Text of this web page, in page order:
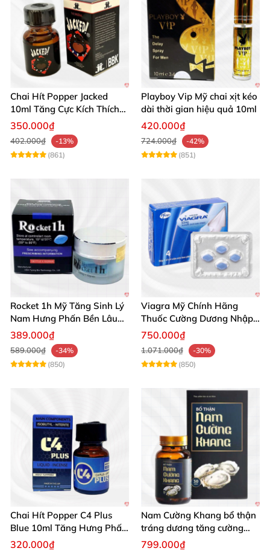
Chai Hít Popper Jacked
10ml Tăng Cực Kích Thích
Mạnh Mẽ
350.000₫
402.000₫
-13%
(861)
Playboy Vip Mỹ chai xịt kéo
dài thời gian hiệu quả 10ml
420.000₫
724.000₫
-42%
(851)
Rocket 1h Mỹ Tăng Sinh Lý
Nam Hưng Phấn Bền Lâu
Mạnh Mẽ
389.000₫
589.000₫
-34%
(850)
Viagra Mỹ Chính Hãng
Thuốc Cường Dương Nhập
Khẩu Chính Ngạch
750.000₫
1.071.000₫
-30%
(850)
Chai Hít Popper C4 Plus
Blue 10ml Tăng Hưng Phấn
Mạnh Mẽ
320.000₫
Nam Cường Khang bổ thận
tráng dương tăng cường
sinh lực bền lâu
799.000₫